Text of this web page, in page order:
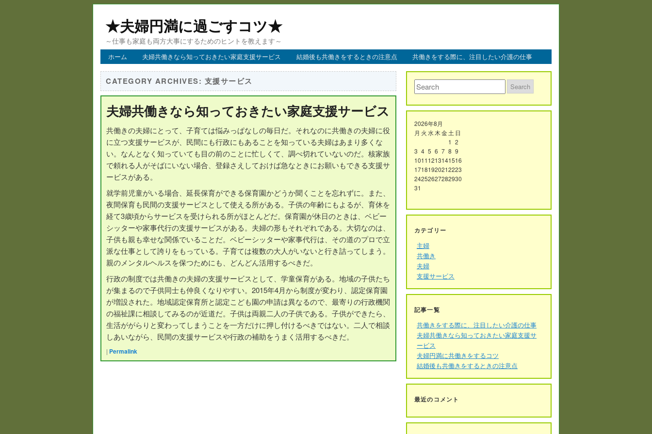
★夫婦円満に過ごすコツ★
～仕事も家庭も両方大事にするためのヒントを教えます～
ホーム 夫婦共働きなら知っておきたい家庭支援サービス 結婚後も共働きをするときの注意点 共働きをする際に、注目したい介護の仕事
CATEGORY ARCHIVES: 支援サービス
夫婦共働きなら知っておきたい家庭支援サービス
共働きの夫婦にとって、子育ては悩みっぱなしの毎日だ。それなのに共働きの夫婦に役
に立つ支援サービスが、民間にも行政にもあることを知っている夫婦はあまり多くな
い。なんとなく知っていても目の前のことに忙しくて、調べ切れていないのだ。核家族
で頼れる人がそばにいない場合、登録さえしておけば急なときにお願いもできる支援サ
ービスがある。
就学前児童がいる場合、延長保育ができる保育園かどうか聞くことを忘れずに。また、
夜間保育も民間の支援サービスとして使える所がある。子供の年齢にもよるが、育休を
経て3歳頃からサービスを受けられる所がほとんどだ。保育園が休日のときは、ベビー
シッターや家事代行の支援サービスがある。夫婦の形もそれぞれである。大切なのは、
子供も親も幸せな関係でいることだ。ベビーシッターや家事代行は、その道のプロで立
派な仕事として誇りをもっている。子育ては複数の大人がいないと行き詰ってしまう。
親のメンタルヘルスを保つためにも、どんどん活用するべきだ。
行政の制度では共働きの夫婦の支援サービスとして、学童保育がある。地域の子供たち
が集まるので子供同士も仲良くなりやすい。2015年4月から制度が変わり、認定保育園
が増設された。地域認定保育所と認定こども園の申請は異なるので、最寄りの行政機関
の福祉課に相談してみるのが近道だ。子供は両親二人の子供である。子供ができたら、
生活ががらりと変わってしまうことを一方だけに押し付けるべきではない。二人で相談
しあいながら、民間の支援サービスや行政の補助をうまく活用するべきだ。
| Permalink
2026年8月
月 火 水 木金土 日
1 2
3 4 5 6 7 8 9
10111213141516
17181920212223
24252627282930
31
カテゴリー
主婦
共働き
夫婦
支援サービス
記事一覧
共働きをする際に、注目したい介護の仕事
夫婦共働きなら知っておきたい家庭支援サ
ービス
夫婦円満に共働きをするコツ
結婚後も共働きをするときの注意点
最近のコメント